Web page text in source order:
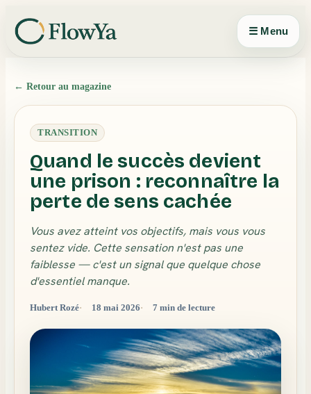
☰ Menu
← Retour au magazine
TRANSITION
Quand le succès devient
une prison : reconnaître la
perte de sens cachée
Vous avez atteint vos objectifs, mais vous vous
sentez vide. Cette sensation n'est pas une
faiblesse — c'est un signal que quelque chose
d'essentiel manque.
Hubert Rozé 18 mai 2026 7 min de lecture